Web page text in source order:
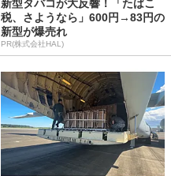
新型タバコが大反響！「たばこ
税、さようなら」600円→83円の
新型が爆売れ
PR(株式会社HAL)